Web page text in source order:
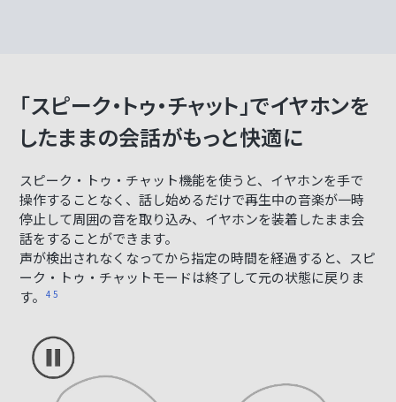
「スピーク・トゥ・チャット」でイヤホンを
したままの会話がもっと快適に
スピーク・トゥ・チャット機能を使うと、イヤホンを手で
操作することなく、話し始めるだけで再生中の音楽が一時
停止して周囲の音を取り込み、イヤホンを装着したまま会
話をすることができます。
声が検出されなくなってから指定の時間を経過すると、スピ
ーク・トゥ・チャットモードは終了して元の状態に戻りま
す。
4 5